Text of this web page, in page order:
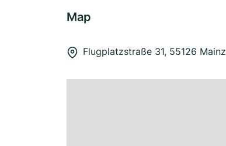
Map
Flugplatzstraße 31, 55126 Mainz